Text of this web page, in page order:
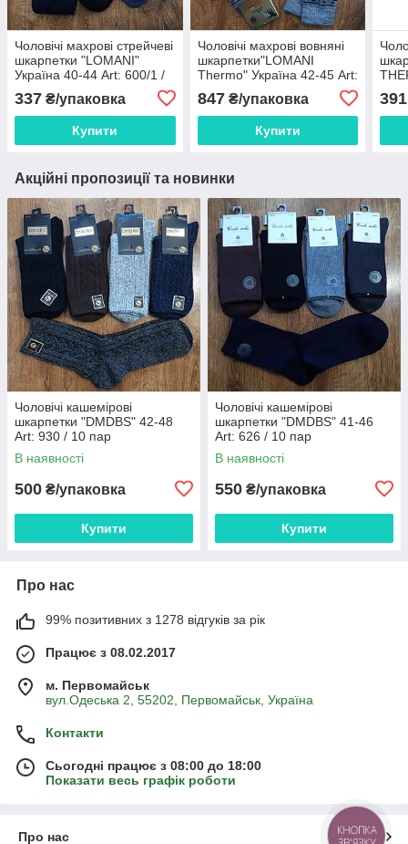
Чоловічі махрові стрейчеві
шкарпетки "LOMANI"
Україна 40-44 Art: 600/1 /
337 ₴/упаковка
Купити
Чоловічі махрові вовняні
шкарпетки"LOMANI
Thermo" Україна 42-45 Art:
847₴/упаковка
Купити
391
Акційні пропозиції та новинки
Чоловічі кашемірові
шкарпетки "DMDBS" 42-48
Art: 930 / 10 пар
В наявності
500 ₴/упаковка
Купити
Чоловічі кашемірові
шкарпетки "DMDBS" 41-46
Art: 626 / 10 пар
В наявності
550 ₴/упаковка
Купити
Про нас
99% позитивних з 1278 відгуків за рік
Працює з 08.02.2017
м. Первомайськ
вул.Одеська 2, 55202, Первомайськ, Україна
Контакти
Сьогодні працює з 08:00 до 18:00
Показати весь графік роботи
Про нас
КНОПКА